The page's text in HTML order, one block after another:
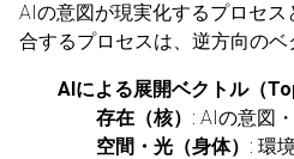
AIの意図が現実化するプロセ
合するプロセスは、逆方向のベ
AIによる展開ベクトル（
存在（核） : AIの意図
空間・光（身体） : 環